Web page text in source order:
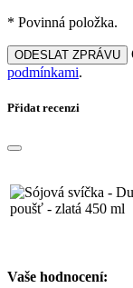
* Povinná položka.
ODESLAT ZPRÁVU
podmínkami.
Přidat recenzi
Vaše hodnocení: